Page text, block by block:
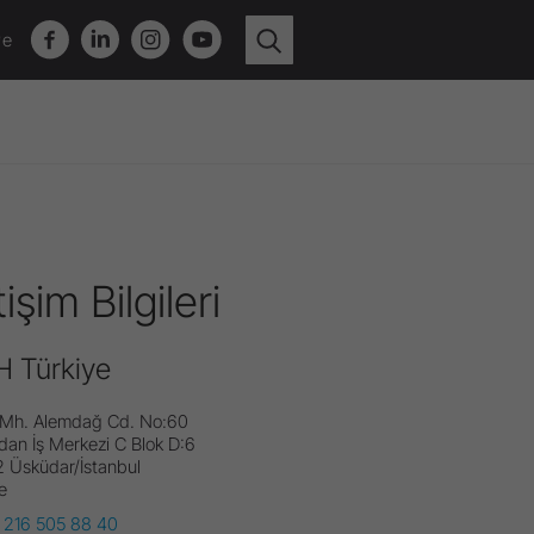
Video Kanalına
Bilgileri
Türkiye
Mh. Alemdağ Cd. No:60
İş Merkezi C Blok D:6
Üsküdar/İstanbul
505 88 40